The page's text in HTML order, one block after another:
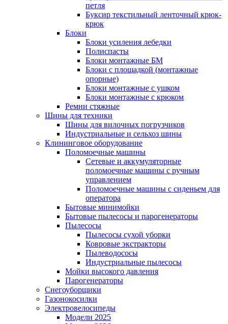
петля
Буксир текстильный ленточный крюк-
крюк
Блоки
Блоки усиления лебедки
Полиспасты
Блоки монтажные БМ
Блоки с площадкой (монтажные
опорные)
Блоки монтажные с ушком
Блоки монтажные с крюком
Ремни стяжные
Шины для техники
Шины для вилочных погрузчиков
Индустриальные и сельхоз шины
Клининговое оборудование
Поломоечные машины
Сетевые и аккумуляторные
поломоечные машины с ручным
управлением
Поломоечные машины с сиденьем для
оператора
Бытовые минимойки
Бытовые пылесосы и парогенераторы
Пылесосы
Пылесосы сухой уборки
Ковровые экстракторы
Пылеводососы
Индустриальные пылесосы
Мойки высокого давления
Парогенераторы
Снегоуборщики
Газонокосилки
Электровелосипеды
Модели 2025